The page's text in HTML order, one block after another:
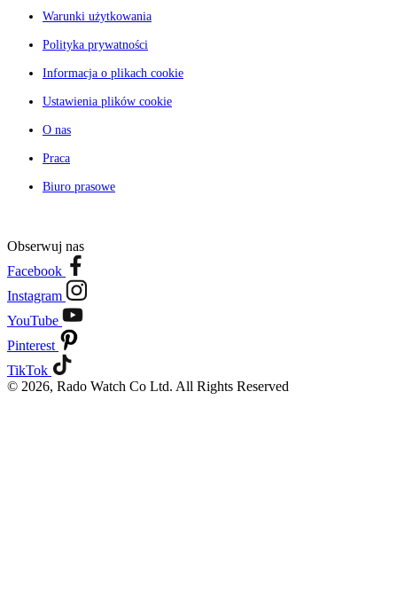
Warunki użytkowania
Polityka prywatności
Informacja o plikach cookie
Ustawienia plików cookie
O nas
Praca
Biuro prasowe
Obserwuj nas
Facebook
Instagram
YouTube
Pinterest
TikTok
© 2026, Rado Watch Co Ltd. All Rights Reserved